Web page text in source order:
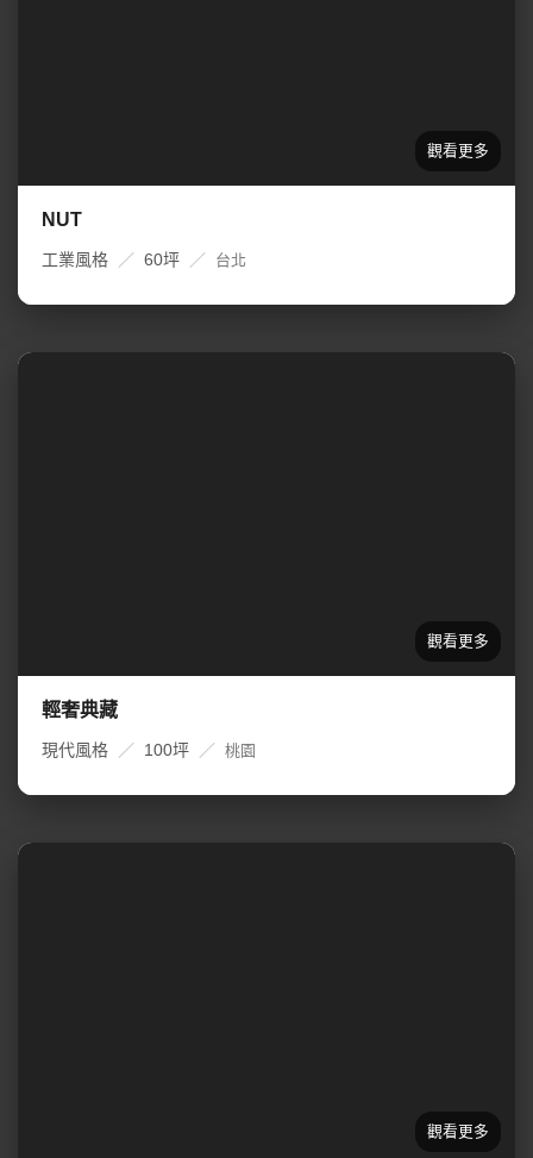
NUT
工業風格 ／ 60坪 ／ 台北
輕奢典藏
現代風格 ／ 100坪 ／ 桃園